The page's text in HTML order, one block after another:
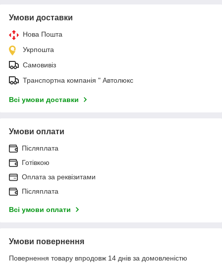
Умови доставки
Нова Пошта
Укрпошта
Самовивіз
Транспортна компанія " Автолюкс
Всі умови доставки
Умови оплати
Післяплата
Готівкою
Оплата за реквізитами
Післяплата
Всі умови оплати
Умови повернення
Повернення товару впродовж 14 днів за домовленістю